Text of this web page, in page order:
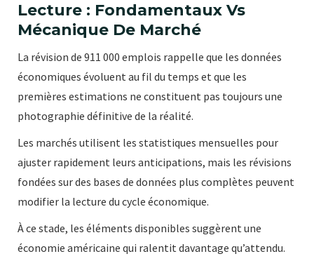
Lecture : Fondamentaux Vs
Mécanique De Marché
La révision de 911 000 emplois rappelle que les données
économiques évoluent au fil du temps et que les
premières estimations ne constituent pas toujours une
photographie définitive de la réalité.
Les marchés utilisent les statistiques mensuelles pour
ajuster rapidement leurs anticipations, mais les révisions
fondées sur des bases de données plus complètes peuvent
modifier la lecture du cycle économique.
À ce stade, les éléments disponibles suggèrent une
économie américaine qui ralentit davantage qu’attendu.